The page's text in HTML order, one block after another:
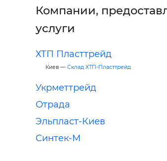
Компании,
услуги
ХТП Пласттрейд
Киев — Склад ХТП-Пласттрейд
Укрметтрейд
Отрада
Эльпласт-Киев
Синтек-М